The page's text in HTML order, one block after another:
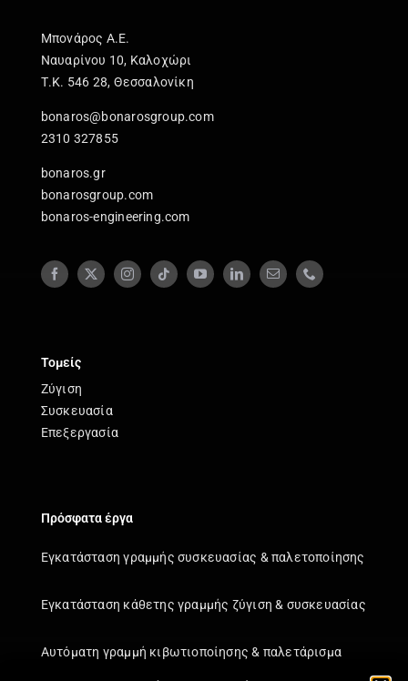
Μπονάρος Α.Ε.
Ναυαρίνου 10, Καλοχώρι
Τ.Κ. 546 28, Θεσσαλονίκη
bonaros@bonarosgroup.com
2310 327855
bonaros.gr
bonarosgroup.com
bonaros-engineering.com
Τομείς
Ζύγιση
Συσκευασία
Επεξεργασία
Πρόσφατα έργα
Εγκατάσταση γραμμής συσκευασίας & παλετοποίησης
Εγκατάσταση κάθετης γραμμής ζύγιση & συσκευασίας
Αυτόματη γραμμή κιβωτιοποίησης & παλετάρισμα